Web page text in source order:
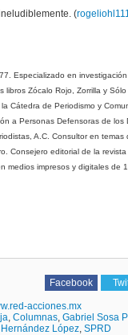
(
Especializado en
libros Zócalo Rojo, Zorrilla y
Cátedra de Periodismo y
a Personas Defensoras de
A.C. Consultor en
Consejero editorial de la
medios impresos y digitales de
Facebook
acciones.mx
, Columnas, Gabriel Sosa
López, SPRD